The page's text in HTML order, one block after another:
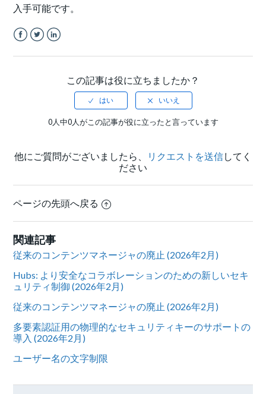
入手可能です。
この記事は役に立ちましたか？
0人中0人がこの記事が役に立ったと言っています
他にご質問がございましたら、 リクエストを送信してく
ださい
ページの先頭へ戻る
関連記事
従来のコンテンツマネージャの廃止 (2026年2月)
Hubs: より安全なコラボレーションのための新しいセキ
ュリティ制御 (2026年2月)
従来のコンテンツマネージャの廃止 (2026年2月)
多要素認証用の物理的なセキュリティキーのサポートの
導入 (2026年2月)
ユーザー名の文字制限